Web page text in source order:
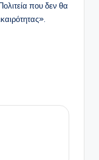
που δεν θα